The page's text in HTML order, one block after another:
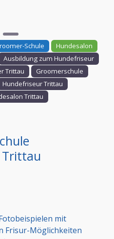
Schule Hundesalon
Ausbildung zum Hundefriseur
Trittau
Groomerschule
Hundefriseur Trittau
Trittau
Trittau
mit
Frisur-Möglichkeiten